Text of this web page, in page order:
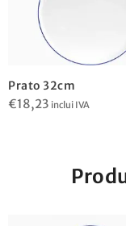
Prato 32cm
€18,23 inclui IVA